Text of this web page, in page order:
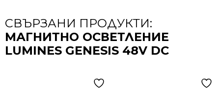
СВЪРЗАНИ ПРОДУКТИ:
МАГНИТНО ОСВЕТЛЕНИЕ
LUMINES GENESIS 48V DC